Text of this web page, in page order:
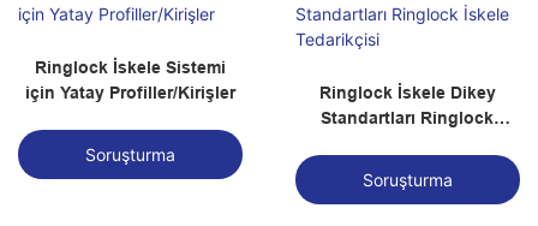
Ringlock İskele Sistemi
için Yatay Profiller/Kirişler
Soruşturma
Ringlock İskele Dikey
Standartları Ringlock
Soruşturma